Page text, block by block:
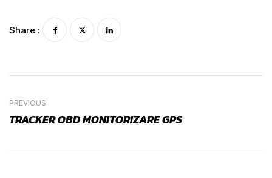
Share :
PREVIOUS
TRACKER OBD MONITORIZARE GPS